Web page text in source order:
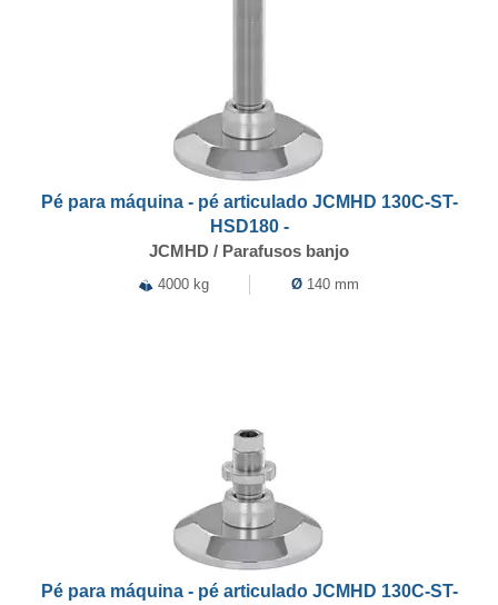
Pé para máquina - pé articulado JCMHD 130C-ST-
HSD180 -
JCMHD / Parafusos banjo
4000 kg Ø 140 mm
Pé para máquina - pé articulado JCMHD 130C-ST-